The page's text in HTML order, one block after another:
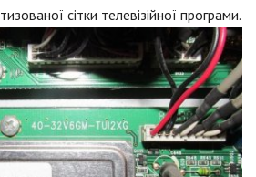
сітки телевізійної програми.